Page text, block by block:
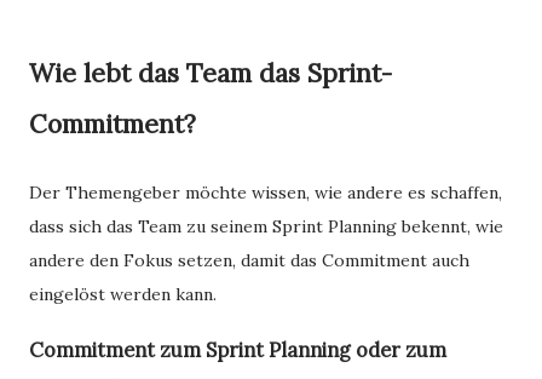
Wie lebt das Team das Sprint-
Commitment?
Der Themengeber möchte wissen, wie andere es schaffen,
dass sich das Team zu seinem Sprint Planning bekennt, wie
andere den Fokus setzen, damit das Commitment auch
eingelöst werden kann.
Commitment zum Sprint Planning oder zum